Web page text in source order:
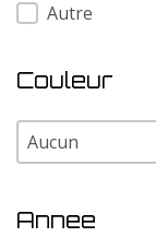
Autre
Couleur
Couleur
Couleur
Annee